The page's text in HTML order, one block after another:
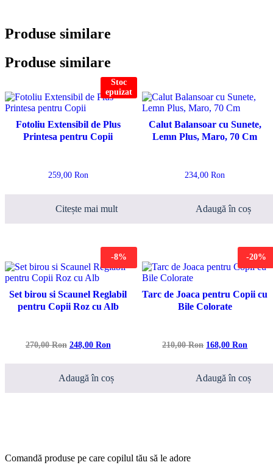
Produse similare
Produse similare
Stoc
epuizat
Fotoliu Extensibil de Plus
Printesa pentru Copii
259,00 Ron
Citește mai mult
Calut Balansoar cu Sunete,
Lemn Plus, Maro, 70 Cm
234,00Ron
Adaugă în coș
-8%
Set birou si Scaunel Reglabil
pentru Copii Roz cu Alb
270,00Ron Prețul
a
fost:
270,00 lei.
248,00 RonPrețul
este:
Adaugă în coș
-20%
Tarc de Joaca pentru Copii cu
Bile Colorate
210,00Ron Prețul
a
fost:
210,00 lei.
168,00Ron
este:
Adaugă în coș
Comandă produse pe care copilul tău să le adore